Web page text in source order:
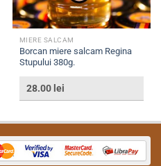
MIERE SALCAM
Borcan miere salcam Regina
Stupului 380g.
28.00 lei